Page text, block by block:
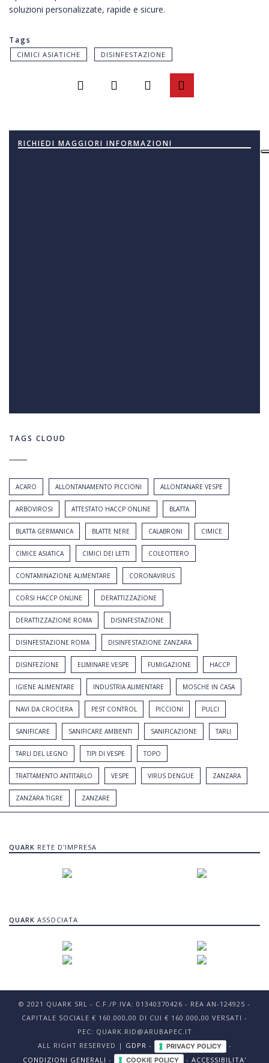
soluzioni personalizzate, rapide e sicure.
Tags
CIMICI ASIATICHE , DISINFESTAZIONE
RICHIEDI MAGGIORI INFORMAZIONI
TAGS CLOUD
ACARO ALLONTANAMENTO PICCIONI ALLONTANARE VESPE
ARBOVIROSI ATTESTATO HACCP ONLINE BLATTA
BLATTA GERMANICA BLATTE NERE CALABRONI CIMICE
CIMICE ASIATICA CIMICI DEI LETTI COLEOTTERO
CONTAMINAZIONE ALIMENTARE CORONAVIRUS
CORSI HACCP ONLINE DERATTIZZAZIONE
DERATTIZZAZIONE ROMA DISINFESTAZIONE
DISINFESTAZIONE ROMA DISINFESTAZIONE ZANZARA
DISINFEZIONE ELIMINARE VESPE FUMIGAZIONE HACCP
IGIENE ALIMENTARE INDUSTRIA ALIMENTARE MOSCHE IN CASA
NAVI DA CROCIERA PEST CONTROL PICCIONI PULCI
SANIFICARE SANIFICARE AMBIENTI SANIFICAZIONE TARLI
TARLI DEL LEGNO TIPI DI VESPE TOPO
TRATTAMENTO ANTITARLO VESPE VIRUS DENGUE ZANZARA
ZANZARA TIGRE ZANZARE
QUARK RETE D'IMPRESA
QUARK ASSOCIATA
© 2021 QUARK SRL - C.F./P.IVA: 01340370426 - REA AN-124925 -
CAPITALE SOCIALE € 160.000,00 DI CUI € 160.000,00 VERSATI -
PEC: QUARK.RID@ARUBAPEC.IT
ALL RIGHT RESERVED | GDPR - PRIVACY POLICY
-
CONDIZIONI GENERALI - COOKIE POLICY - ACCESSIBILITA'